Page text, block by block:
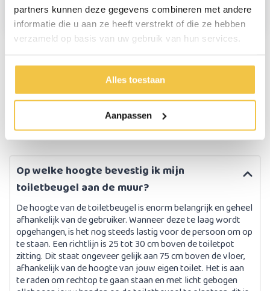
partners kunnen deze gegevens combineren met andere
informatie die u aan ze heeft verstrekt of die ze hebben
verzameld op basis van uw gebruik van hun services.
Alles toestaan
Aanpassen
Zeer solide en ook nog mooi vorm gegeven.
Persoonlijkadviesop maat
Op welke hoogte bevestig ik mijn
toiletbeugel aan de muur?
De hoogte van de toiletbeugel is enorm belangrijk en geheel
afhankelijk van de gebruiker. Wanneer deze te laag wordt
opgehangen, is het nog steeds lastig voor de persoon om op
te staan. Een richtlijn is 25 tot 30 cm boven de toiletpot
zitting. Dit staat ongeveer gelijk aan 75 cm boven de vloer,
afhankelijk van de hoogte van jouw eigen toilet. Het is aan
te raden om rechtop te gaan staan en met licht gebogen